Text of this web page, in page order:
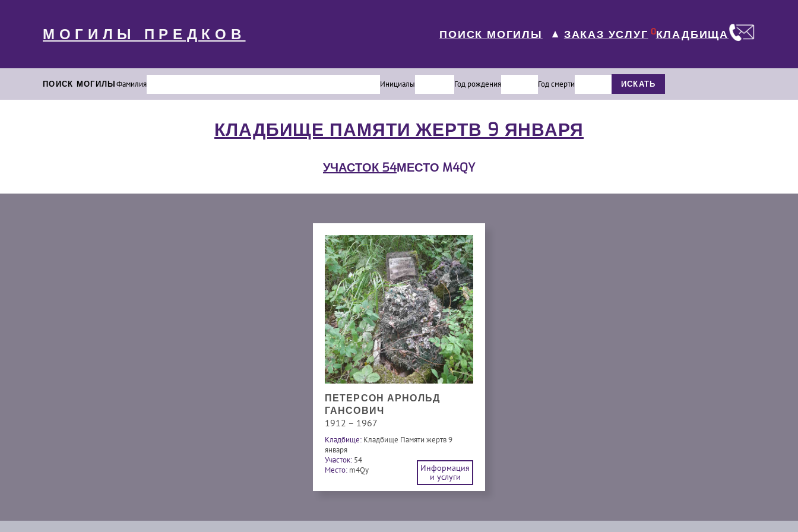
МОГИЛЫ ПРЕДКОВ ПОИСК МОГИЛЫ ▼ ЗАКАЗ УСЛУГ 0КЛАДБИЩА
ПОИСК МОГИЛЫФамилия Инициалы Год рождения Год смерти ИСКАТЬ
КЛАДБИЩЕ ПАМЯТИ ЖЕРТВ 9 ЯНВАРЯ
УЧАСТОК 54МЕСТО M4QY
ПЕТЕРСОН АРНОЛЬД
ГАНСОВИЧ
1912 – 1967
Кладбище: Кладбище Памяти жертв 9
января
Участок: 54
Место: m4Qy
Информация
и услуги